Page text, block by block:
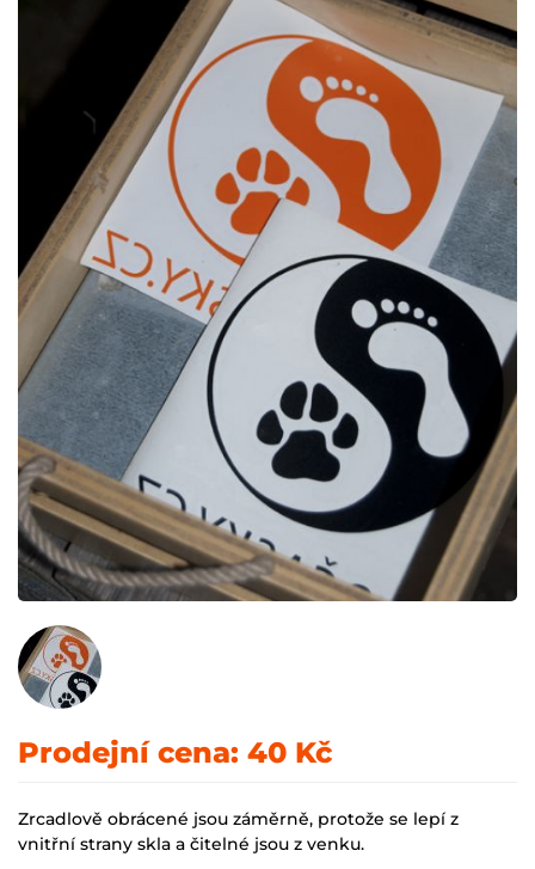
Prodejní cena: 40 Kč
Zrcadlově obrácené jsou záměrně, protože se lepí z
vnitřní strany skla a čitelné jsou z venku.